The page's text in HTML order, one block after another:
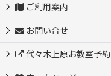
ご利用案内
お問い合せ
代々木上原お教室予約